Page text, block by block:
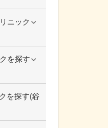
ニック
を探す
を探す(谷